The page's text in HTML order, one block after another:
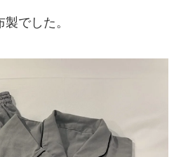
でした。